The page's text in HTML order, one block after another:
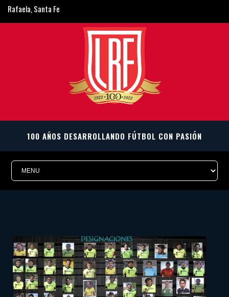
Rafaela, Santa Fe
ligarafaelina@gmail.com